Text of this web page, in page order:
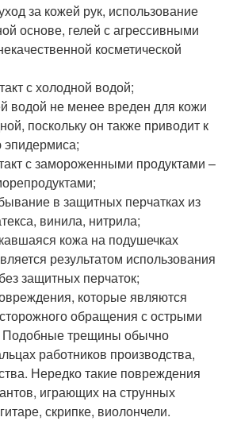
за кожей рук, использование
основе, гелей с агрессивными
косметической
с холодной водой;
водой не менее вреден для кожи
поскольку он также приводит к
с замороженными продуктами –
в защитных перчатках из
винила, нитрила;
кожа на подушечках
результатом использования
защитных перчаток;
которые являются
обращения с острыми
Подобные трещины обычно
работников производства,
Нередко такие повреждения
играющих на струнных
скрипке, виолончели.